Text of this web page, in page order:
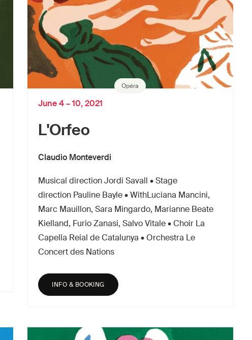
Opéra
L'Orfeo
Claudio Monteverdi
June 4 – 10, 2021
Musical direction Jordi Savall • Stage
direction Pauline Bayle • WithLuciana Mancini,
Marc Mauillon, Sara Mingardo, Marianne Beate
Kielland, Furio Zanasi, Salvo Vitale • Choir La
Capella Reial de Catalunya • Orchestra Le
Concert des Nations
INFO & BOOKING